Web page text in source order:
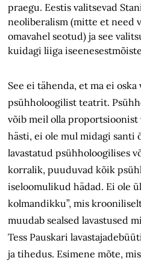
praegu. Eestis valitsevad
neoliberalism (mitte et need
omavahel seotud) ja see
kuidagi liiga
See ei tähenda, et ma ei
psühholoogilist teatrit.
võib meil olla proportsioonist
hästi, ei ole mul midagi santi
lavastatud psühholoogilises
korralik, puuduvad kõik
iseloomulikud hädad. Ei ole
kolmandikku”, mis
muudab sealsed lavastused
Tess Pauskari
ja tihedus. Esimene mõte,